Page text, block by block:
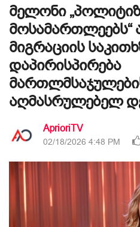
მელონი
მოსამართლეებს“
მიგრაციის
დაპირისპირება
აღმასრულებელ
AprioriTV
02/18/2026 4:48 PM